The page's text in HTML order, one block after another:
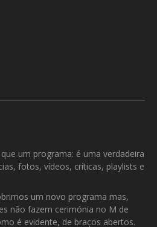
um programa: é uma verdadeira
fotos, vídeos, críticas, playlists e
um novo programa mas,
não fazem cerimónia no M de
é evidente, de braços abertos.